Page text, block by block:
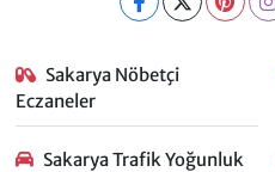
Sakarya Nöbetçi
Eczaneler
Sakarya Trafik Yoğunluk